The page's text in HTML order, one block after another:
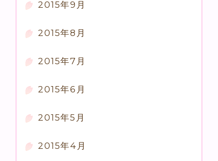
2015年9月
2015年8月
2015年7月
2015年6月
2015年5月
2015年4月